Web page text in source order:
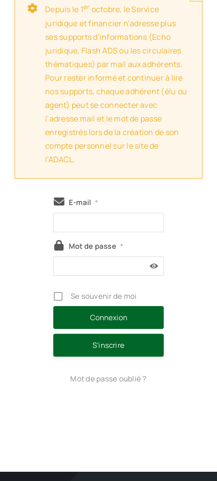
Depuis le 1er octobre, le Service
juridique et financier n’adresse plus
ses supports d’informations (Echo
juridique, Flash ADS ou les circulaires
thématiques) par mail aux adhérents.
Pour rester informé et continuer à lire
nos supports, chaque adhérent (élu ou
agent) peut se connecter avec
l’adresse mail et le mot de passe
enregistrés lors de la création de son
compte personnel sur le site de
l’ADACL.
E-mail *
Mot de passe *
Se souvenir de moi
S’inscrire
Mot de passe oublié ?